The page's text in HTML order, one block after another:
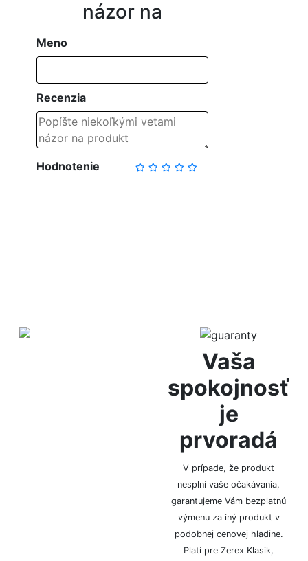
názor na
Meno
Recenzia
Hodnotenie
Vaša
spokojnosť
je
prvoradá
V prípade, že produkt
nesplní vaše očakávania,
garantujeme Vám bezplatnú
výmenu za iný produkt v
podobnej cenovej hladine.
Platí pre Zerex Klasik,